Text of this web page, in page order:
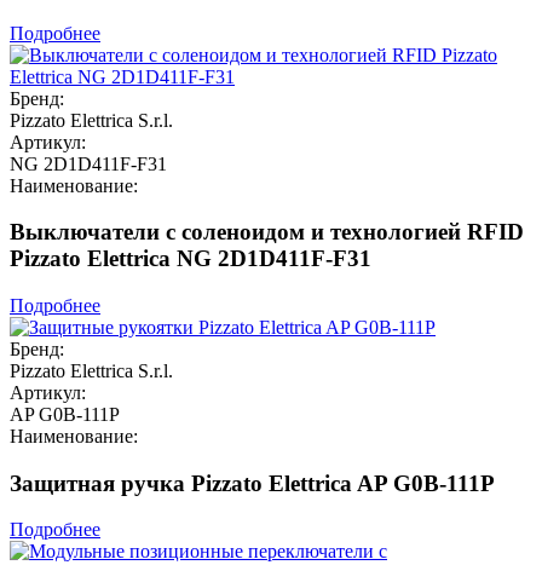
Подробнее
Бренд:
Pizzato Elettrica S.r.l.
Артикул:
NG 2D1D411F-F31
Наименование:
Выключатели с соленоидом и технологией RFID
Pizzato Elettrica NG 2D1D411F-F31
Подробнее
Бренд:
Pizzato Elettrica S.r.l.
Артикул:
AP G0B-111P
Наименование:
Защитная ручка Pizzato Elettrica AP G0B-111P
Подробнее